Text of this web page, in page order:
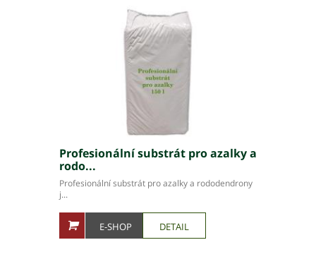
Profesionální substrát pro azalky a
rodo...
Profesionální substrát pro azalky a rododendrony
j...
E-SHOP DETAIL